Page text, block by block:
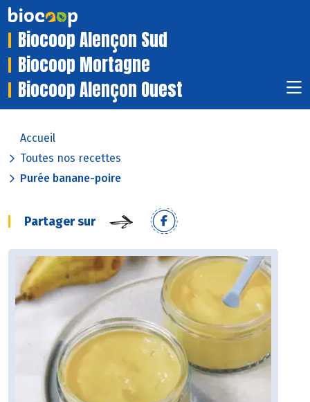
Biocoop Alençon Sud
Biocoop Mortagne
Biocoop Alençon Ouest
Accueil
Toutes nos recettes
Purée banane-poire
Partager sur